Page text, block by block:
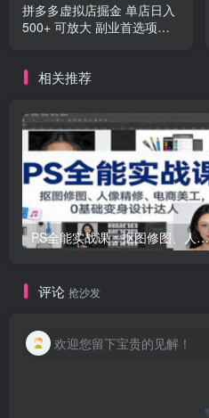
拼多多虚拟店掘金 单店日入
500+ 可放大 ​副业首选项目
相关推荐
PS全能实战课：抠图修图、人像精修、电商美工，0基础变身设计达人
评论 抢沙发
欢迎您留下宝贵的见解！